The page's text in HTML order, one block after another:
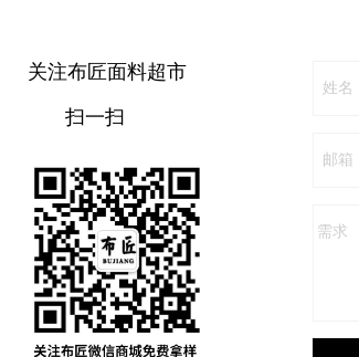
关注布匠面料超市
扫一扫
姓名
邮箱
需求